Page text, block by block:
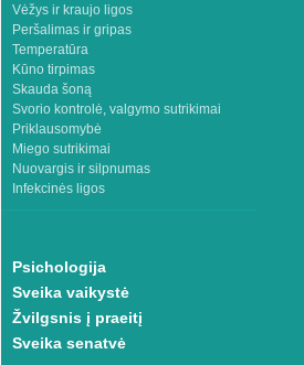
Vėžys ir kraujo ligos
Peršalimas ir gripas
Temperatūra
Kūno tirpimas
Skauda šoną
Svorio kontrolė, valgymo sutrikimai
Priklausomybė
Miego sutrikimai
Nuovargis ir silpnumas
Infekcinės ligos
Psichologija
Sveika vaikystė
Žvilgsnis į praeitį
Sveika senatvė